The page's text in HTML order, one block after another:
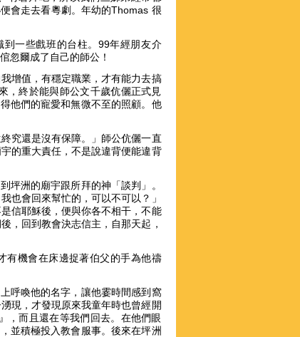
會走去看粵劇。年幼的Thomas 很
一些戲班的台柱。99年經朋友介
忽爾成了自己的師公！
增值，有穩定職業，才有能力去搞
，終於能與師公文千歲伉儷正式見
他們的寵愛和無微不至的照顧。他
究還是沒有保障。」師公伉儷一直
的重大責任，不是說違背便能違背
坪洲的廟宇跟所拜的神「談判」。
也會回來幫忙的，可以不可以？」
信耶穌後，便與你各不相干，不能
，回到教會決志信主，自那天起，
有機會在床邊捉著伯父的手為他禱
呼喚他的名字，讓他霎時間感到窩
現，才發現原來我童年時也曾經開
，而且還在等我們回去。在他們眼
並積極投入教會服事。後來在坪洲